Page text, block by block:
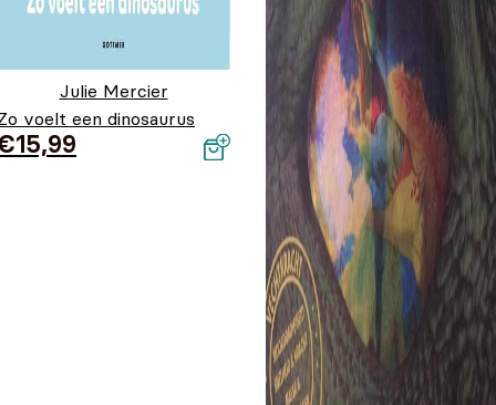
Julie Mercier
voelt een dinosaurus
15,99